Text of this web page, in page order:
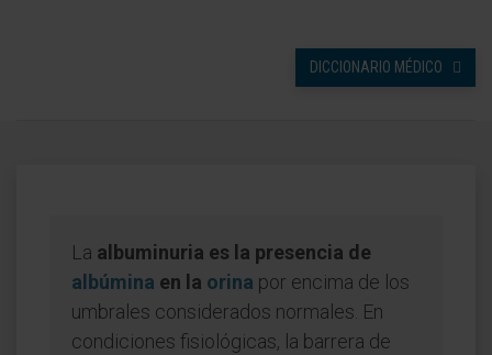
DICCIONARIO MÉDICO
La albuminuria es la presencia de
albúmina en la orina por encima de los
umbrales considerados normales. En
condiciones fisiológicas, la barrera de